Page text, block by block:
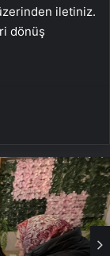
iletiniz.
dönüş